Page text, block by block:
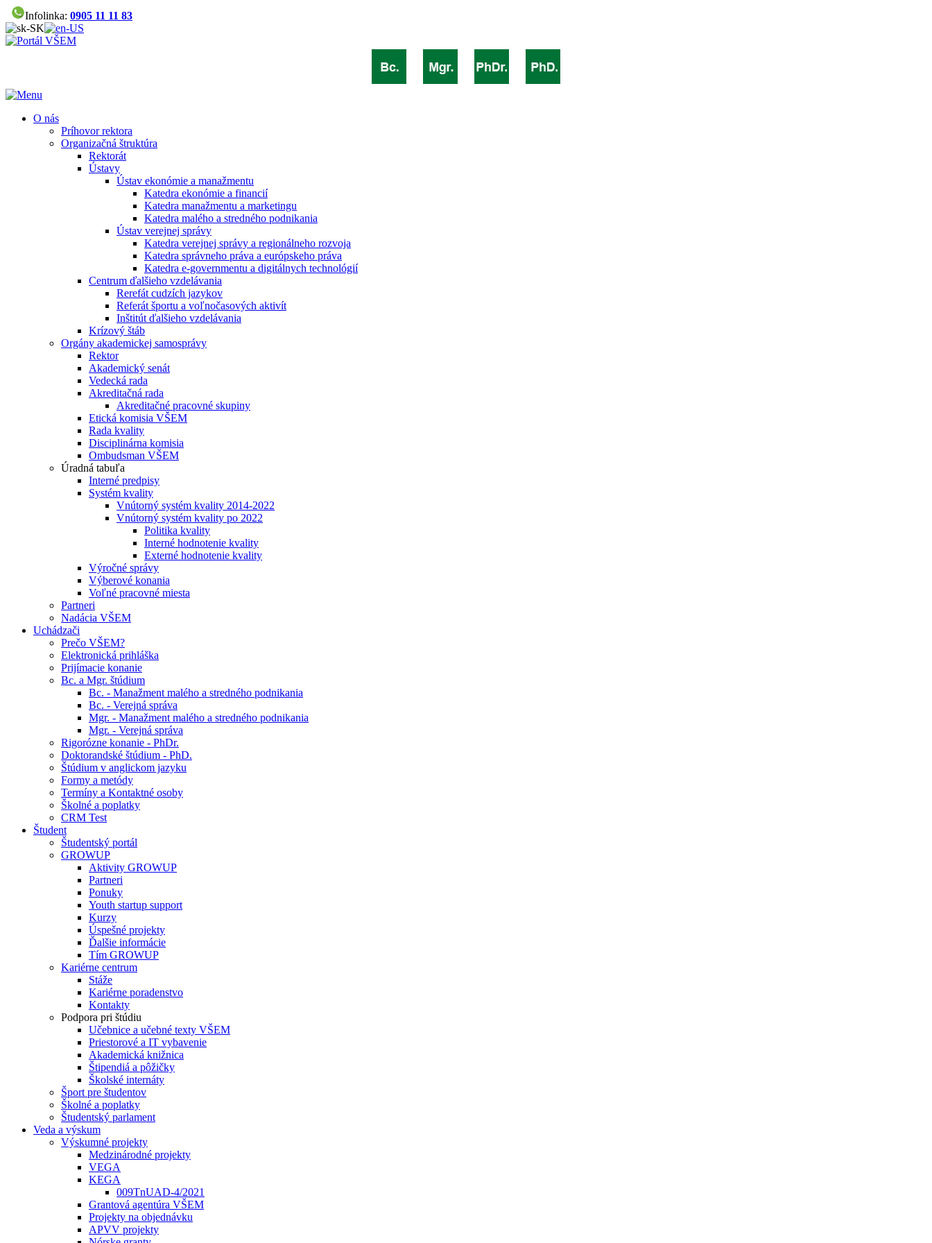
Infolinka: 0905 11 11 83
O nás
Príhovor rektora
Organizačná štruktúra
Rektorát
Ústavy
Ústav ekonómie a manažmentu
Katedra ekonómie a financií
Katedra manažmentu a marketingu
Katedra malého a stredného podnikania
Ústav verejnej správy
Katedra verejnej správy a regionálneho rozvoja
Katedra správneho práva a európskeho práva
Katedra e-governmentu a digitálnych technológií
Centrum ďalšieho vzdelávania
Rerefát cudzích jazykov
Referát športu a voľnočasových aktivít
Inštitút ďalšieho vzdelávania
Krízový štáb
Orgány akademickej samosprávy
Rektor
Akademický senát
Vedecká rada
Akreditačná rada
Akreditačné pracovné skupiny
Etická komisia VŠEM
Rada kvality
Disciplinárna komisia
Ombudsman VŠEM
Úradná tabuľa
Interné predpisy
Systém kvality
Vnútorný systém kvality 2014-2022
Vnútorný systém kvality po 2022
Politika kvality
Interné hodnotenie kvality
Externé hodnotenie kvality
Výročné správy
Výberové konania
Voľné pracovné miesta
Partneri
Nadácia VŠEM
Uchádzači
Prečo VŠEM?
Elektronická prihláška
Prijímacie konanie
Bc. a Mgr. štúdium
Bc. - Manažment malého a stredného podnikania
Bc. - Verejná správa
Mgr. - Manažment malého a stredného podnikania
Mgr. - Verejná správa
Rigorózne konanie - PhDr.
Doktorandské štúdium - PhD.
Štúdium v anglickom jazyku
Formy a metódy
Termíny a Kontaktné osoby
Školné a poplatky
CRM Test
Študent
Študentský portál
GROWUP
Aktivity GROWUP
Partneri
Ponuky
Youth startup support
Kurzy
Úspešné projekty
Ďalšie informácie
Tím GROWUP
Kariérne centrum
Stáže
Kariérne poradenstvo
Kontakty
Podpora pri štúdiu
Učebnice a učebné texty VŠEM
Priestorové a IT vybavenie
Akademická knižnica
Štipendiá a pôžičky
Školské internáty
Šport pre študentov
Školné a poplatky
Študentský parlament
Veda a výskum
Výskumné projekty
Medzinárodné projekty
VEGA
KEGA
009TnUAD-4/2021
Grantová agentúra VŠEM
Projekty na objednávku
APVV projekty